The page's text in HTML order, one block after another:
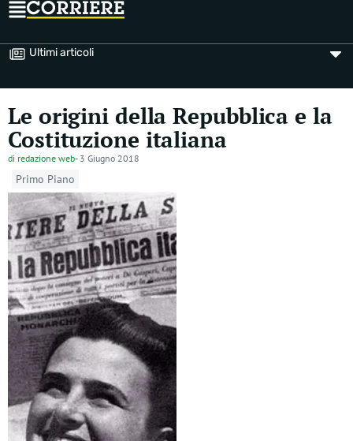
Ultimi articoli
Le origini della Repubblica e la
Costituzione italiana
di redazione web- 3 Giugno 2018
Primo Piano